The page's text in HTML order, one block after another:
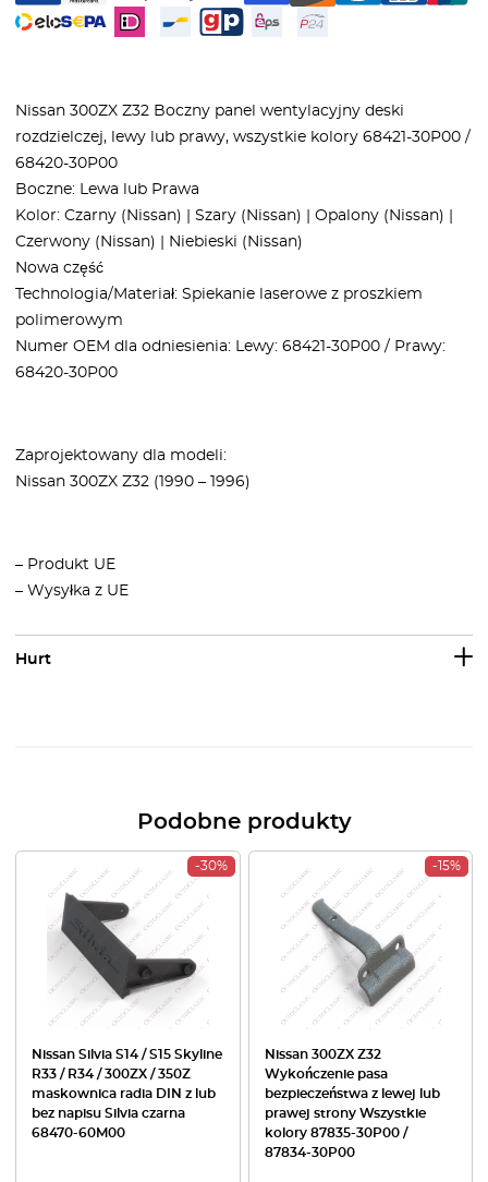
Nissan 300ZX Z32 Boczny panel wentylacyjny deski
rozdzielczej, lewy lub prawy, wszystkie kolory 68421-30P00 /
68420-30P00
Boczne: Lewa lub Prawa
Kolor: Czarny (Nissan) | Szary (Nissan) | Opalony (Nissan) |
Czerwony (Nissan) | Niebieski (Nissan)
Nowa część
Technologia/Materiał: Spiekanie laserowe z proszkiem
polimerowym
Numer OEM dla odniesienia: Lewy: 68421-30P00 / Prawy:
68420-30P00
Zaprojektowany dla modeli:
Nissan 300ZX Z32 (1990 – 1996)
– Produkt UE
– Wysyłka z UE
Hurt
Podobne produkty
-30%
Nissan Silvia S14 / S15 Skyline
R33 / R34 / 300ZX / 350Z
maskownica radia DIN z lub
bez napisu Silvia czarna
68470-60M00
-15%
Nissan 300ZX Z32
Wykończenie pasa
bezpieczeństwa z lewej lub
prawej strony Wszystkie
kolory 87835-30P00 /
87834-30P00